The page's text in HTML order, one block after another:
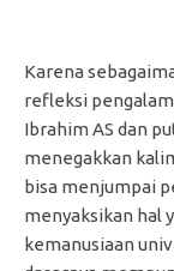
Karena
refleksi
Ibrahim AS dan
menegakkan
bisa menjumpai
menyaksikan hal
kemanusiaan